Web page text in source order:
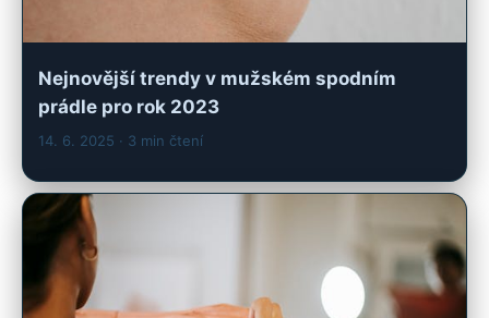
Nejnovější trendy v mužském spodním
prádle pro rok 2023
14. 6. 2025 · 3 min čtení